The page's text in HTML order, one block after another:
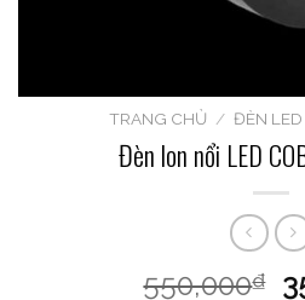
TRANG CHỦ / ĐÈN LED
Đèn lon nổi LED
550,000₫